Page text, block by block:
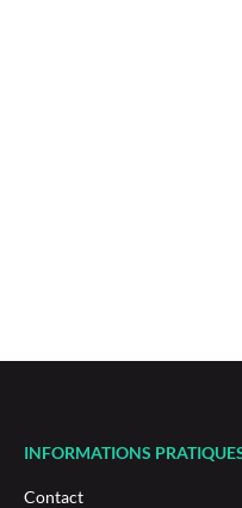
INFORMATIONS
Contact